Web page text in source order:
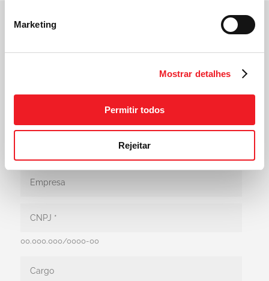
Marketing
Mostrar detalhes
Permitir todos
Rejeitar
00.000.000/0000-00